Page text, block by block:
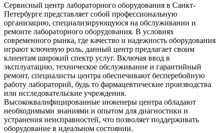
Сервисный центр лабораторного оборудования в Санкт-
Петербурге представляет собой профессиональную
организацию, специализирующуюся на обслуживании и
ремонте лабораторного оборудования. В условиях
современного рынка, где качество и надежность оборудования
играют ключевую роль, данный центр предлагает своим
клиентам широкий спектр услуг. Включая ввод в
эксплуатацию, техническое обслуживание и гарантийный
ремонт, специалисты центра обеспечивают бесперебойную
работу лабораторий, будь то фармацевтические производства
или исследовательские учреждения.
Высококвалифицированные инженеры центра обладают
необходимыми знаниями и опытом для диагностики и
устранения неисправностей, что позволяет поддерживать
оборудование в идеальном состоянии.